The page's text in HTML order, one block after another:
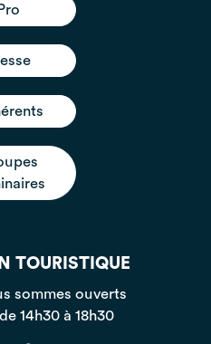
Pro
TOURISTIQUE
sommes ouverts
14h30 à 18h30